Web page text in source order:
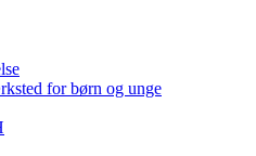
for børn og unge